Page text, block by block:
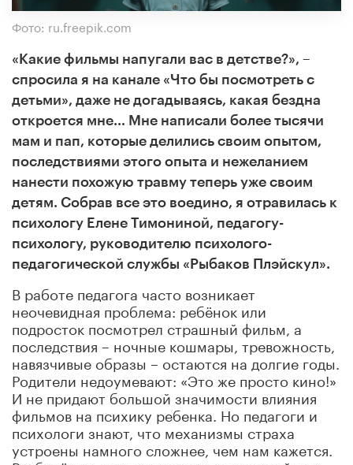
Фото: ru.freepik.com
«Какие фильмы напугали вас в детстве?», –
спросила я на канале «Что бы посмотреть с
детьми», даже не догадываясь, какая бездна
откроется мне… Мне написали более тысячи
мам и пап, которые делились своим опытом,
последствиями этого опыта и нежеланием
нанести похожую травму теперь уже своим
детям. Собрав все это воедино, я отравилась к
психологу Елене Тимониной, педагогу-
психологу, руководителю психолого-
педагогической службы «Рыбаков Плэйскул».
В работе педагога часто возникает
неочевидная проблема: ребёнок или
подросток посмотрел страшный фильм, а
последствия – ночные кошмары, тревожность,
навязчивые образы – остаются на долгие годы.
Родители недоумевают: «Это же просто кино!»
И не придают большой значимости влияния
фильмов на психику ребенка. Но педагоги и
психологи знают, что механизмы страха
устроены намного сложнее, чем нам кажется.